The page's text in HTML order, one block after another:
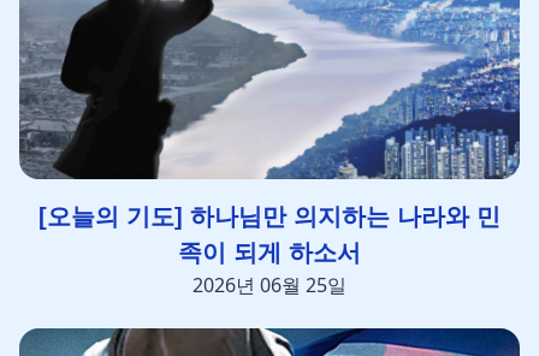
[오늘의 기도] 하나님만 의지하는 나라와 민
족이 되게 하소서
2026년 06월 25일